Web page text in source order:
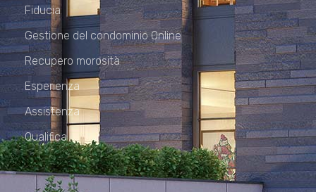
Fiducia
Gestione del condominio Online
Recupero morosità
Esperienza
Assistenza
Qualifica